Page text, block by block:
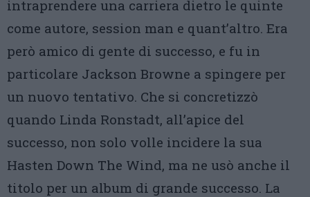
intraprendere una carriera dietro le quinte
come autore, session man e quant’altro. Era
però amico di gente di successo, e fu in
particolare Jackson Browne a spingere per
un nuovo tentativo. Che si concretizzò
quando Linda Ronstadt, all’apice del
successo, non solo volle incidere la sua
Hasten Down The Wind, ma ne usò anche il
titolo per un album di grande successo. La